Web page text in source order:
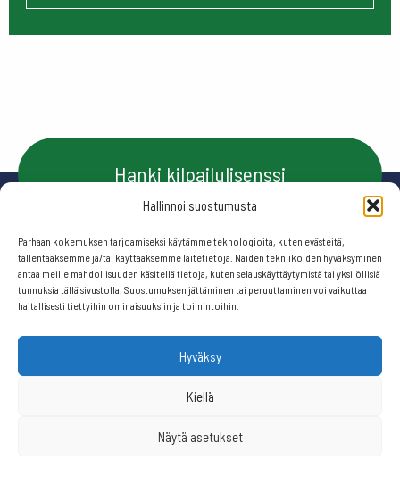
Hallinnoi suostumusta
Parhaan kokemuksen tarjoamiseksi käytämme teknologioita, kuten evästeitä,
tallentaaksemme ja/tai käyttääksemme laitetietoja. Näiden tekniikoiden hyväksyminen
antaa meille mahdollisuuden käsitellä tietoja, kuten selauskäyttäytymistä tai yksilöllisiä
tunnuksia tällä sivustolla. Suostumuksen jättäminen tai peruuttaminen voi vaikuttaa
haitallisesti tiettyihin ominaisuuksiin ja toimintoihin.
Hyväksy
Kiellä
Näytä asetukset
Hanki kilpailulisenssi
Ota yhteyttä
Seuraa meitä:
© 2026 Suomen frisbeegolfliitto.
Website by506 ikkunaa